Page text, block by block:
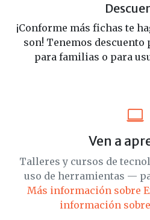
¡Conforme más fichas te
son! Tenemos
para familias o para
Ven a
Talleres y cursos de
uso de herramientas —
Más información sobre
información